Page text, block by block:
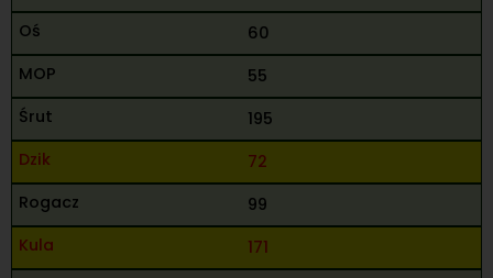
60
55
195
72
99
171